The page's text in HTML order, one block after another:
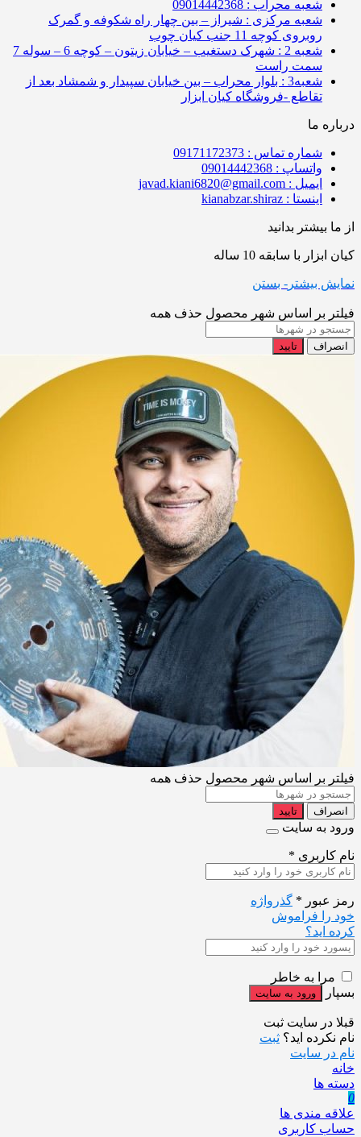
شعبه محراب : 09014442368
شعبه مرکزی : شیراز – بین چهار راه شکوفه و گمرک
روبروی کوچه 11 جنب کیان چوب
شعبه 2 : شهرک دستغیب – خیابان زیتون – کوچه 6 – سوله 7
سمت راست
شعبه3 : بلوار محراب – بین خیابان سپیدار و شمشاد بعد از
تقاطع -فروشگاه کیان ابزار
درباره ما
شماره تماس : 09171172373
واتساپ : 09014442368
ایمیل : javad.kiani6820@gmail.com
اینستا : kianabzar.shiraz
از ما بیشتر بدانید
کیان ابزار با سابقه 10 ساله
نمایش بیشتر - بستن
فیلتر بر اساس شهر محصول حذف همه
انصراف تایید
فیلتر بر اساس شهر محصول حذف همه
انصراف تایید
ورود به سایت
نام کاربری *
رمز عبور * گذرواژه
خود را فراموش
کرده اید؟
مرا به خاطر
بسپار
قبلا در سایت ثبت
نام نکرده اید؟ ثبت
نام در سایت
خانه
دسته ها
0
علاقه مندی ها
حساب کاربری